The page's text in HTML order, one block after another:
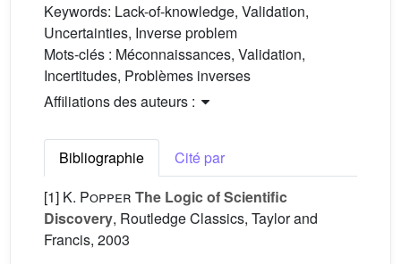
Keywords: Lack-of-knowledge, Validation,
Uncertainties, Inverse problem
Mots-clés : Méconnaissances, Validation,
Incertitudes, Problèmes inverses
Affiliations des auteurs :
Bibliographie
Cité par
[1] K. Popper The Logic of Scientific
Discovery, Routledge Classics, Taylor and
Francis, 2003